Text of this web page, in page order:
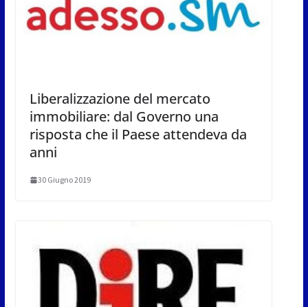
Liberalizzazione del mercato
immobiliare: dal Governo una
risposta che il Paese attendeva da
anni
30 Giugno 2019